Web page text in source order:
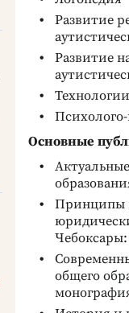
Развитие
Развитие
Психолого-
Основные
Принципы
Чебоксары:
общего